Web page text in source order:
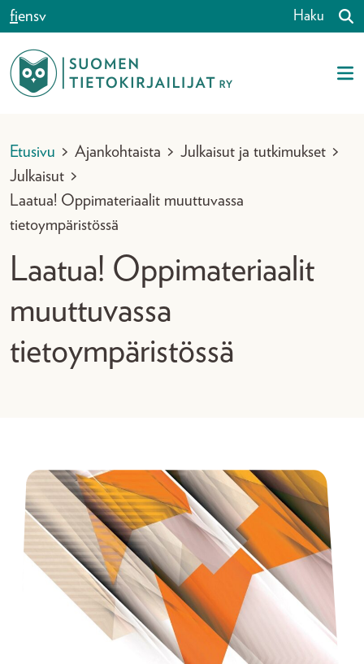
Siirry sisältöön
fiensv Haku
Etusivu > Ajankohtaista > Julkaisut ja tutkimukset >
Julkaisut >
Laatua! Oppimateriaalit muuttuvassa
tietoympäristössä
Laatua! Oppimateriaalit
muuttuvassa
tietoympäristössä